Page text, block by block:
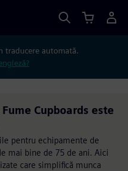
traducere automată.
Cupboards este
pentru echipamente de
mai bine de 75 de ani. Aici
care simplifică munca